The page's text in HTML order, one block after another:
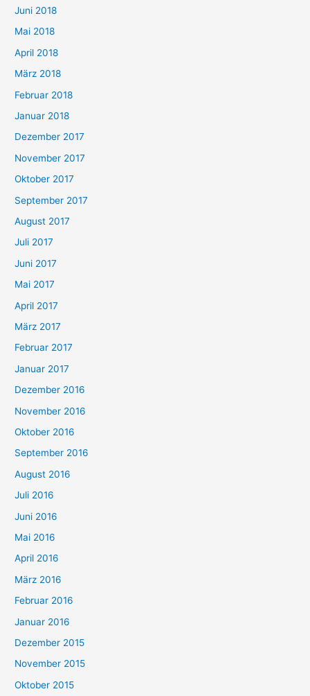
Juni 2018
Mai 2018
April 2018
März 2018
Februar 2018
Januar 2018
Dezember 2017
November 2017
Oktober 2017
September 2017
August 2017
Juli 2017
Juni 2017
Mai 2017
April 2017
März 2017
Februar 2017
Januar 2017
Dezember 2016
November 2016
Oktober 2016
September 2016
August 2016
Juli 2016
Juni 2016
Mai 2016
April 2016
März 2016
Februar 2016
Januar 2016
Dezember 2015
November 2015
Oktober 2015